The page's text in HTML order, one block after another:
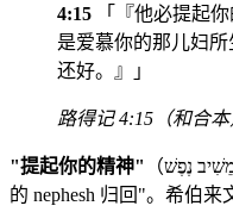
4:15 「『他必提起
是爱慕你的那儿妇
还好。』」
路得记 4:15（和合本
"提起你的精神"
的 nephesh 归回"。希伯来